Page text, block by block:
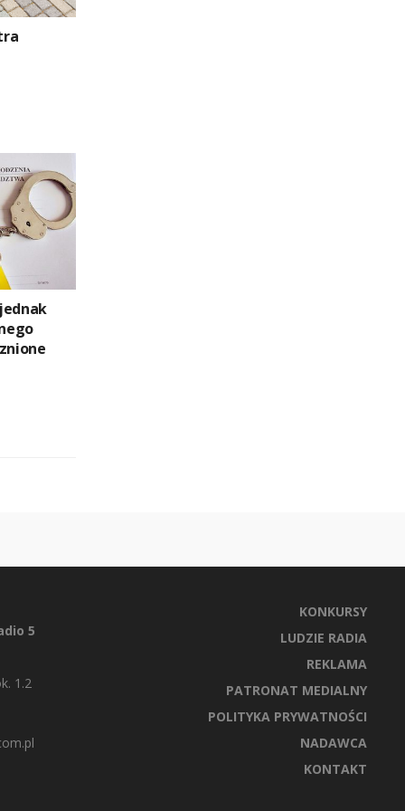
5
1.2
KONKURSY
LUDZIE RADIA
REKLAMA
PATRONAT MEDIALNY
POLITYKA PRYWATNOŚCI
NADAWCA
KONTAKT